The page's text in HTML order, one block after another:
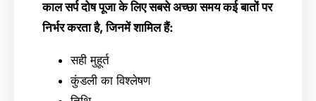
काल सर्प दोष पूजा के लिए सबसे अच्छा समय कई बातों पर
निर्भर करता है, जिनमें शामिल हैं:
सही मुहूर्त
कुंडली का विश्लेषण